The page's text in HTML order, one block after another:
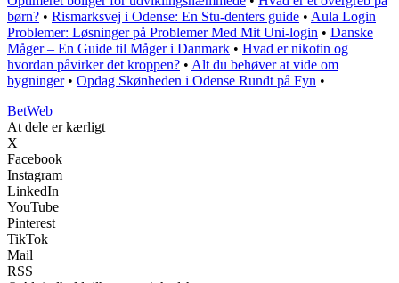
børn? • Rismarksvej i Odense: En Stu-denters guide • Aula Login
Problemer: Løsninger på Problemer Med Mit Uni-login • Danske
Måger – En Guide til Måger i Danmark • Hvad er nikotin og
hvordan påvirker det kroppen? • Alt du behøver at vide om
bygninger• Opdag Skønheden i Odense Rundt på Fyn •
BetWeb
At dele er kærligt
X
Facebook
Instagram
LinkedIn
YouTube
Pinterest
TikTok
Mail
RSS